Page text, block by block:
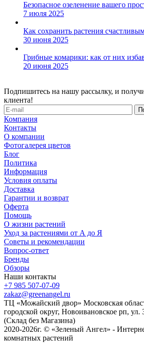
Безопасное озеленение вашего
7 июля 2025
Как сохранить растения
30 июня 2025
Грибные комарики: как от них
20 июня 2025
Подпишитесь на нашу рассылку, и
клиента!
Компания
Контакты
О компании
Фотогалерея цветов
Блог
Политика
Информация
Условия оплаты
Доставка
Гарантии и возврат
Оферта
Помощь
О жизни растений
Уход за растениями от А до Я
Советы и рекомендации
Вопрос-ответ
Бренды
Обзоры
Наши контакты
+7 985 507-07-09
zakaz@greenangel.ru
ТЦ «Можайский двор» Московская
городской округ, Новоивановское рп, ул.
(Склад без Магазина)
2020-2026г. © «Зеленый Ангел» -
комнатных растений